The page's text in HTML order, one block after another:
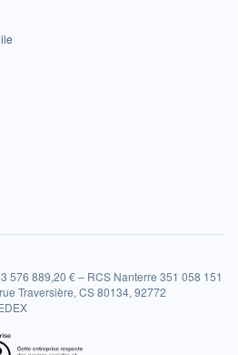
576 889,20 € – RCS Nanterre 351 058 151
Traversière, CS 80134, 92772